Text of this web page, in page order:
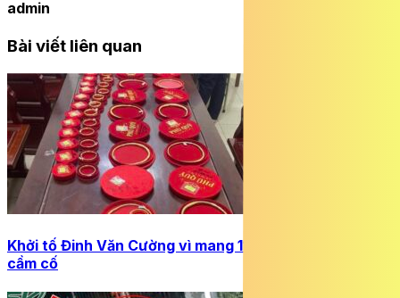
admin
Bài viết liên quan
Khởi tố Đinh Văn Cường vì mang 112 chỉ vàng giả đi
cầm cố